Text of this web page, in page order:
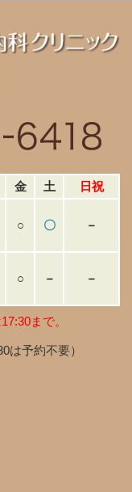
金 土
日祝
○ 〇 －
○ － －
まで。
は予約不要）